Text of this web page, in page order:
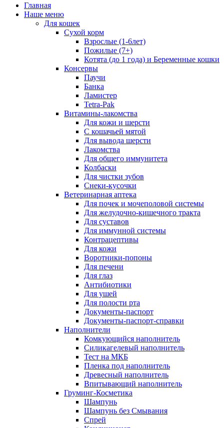
Главная
Наше меню
Для кошек
Сухой корм
Взрослые (1-6лет)
Пожилые (7+)
Котята (до 1 года) и Беременные кошки
Консервы
Паучи
Банка
Ламистер
Tetra-Pak
Витамины-лакомства
Для кожи и шерсти
С кошачьей мятой
Для вывода шерсти
Лакомства
Для общего иммунитета
Колбаски
Для чистки зубов
Снеки-кусочки
Ветеринарная аптека
Для почек и мочеполовой системы
Для желудочно-кишечного тракта
Для суставов
Для иммунной системы
Контрацептивы
Для кожи
Воротники-попоны
Для печени
Для глаз
Антибиотики
Для ушей
Для полости рта
Документы-паспорт
Документы-паспорт-справки
Наполнители
Комкующийся наполнитель
Силикагелевый наполнитель
Тест на МКБ
Пленка под наполнитель
Древесный наполнитель
Впитывающий наполнитель
Груминг-Косметика
Шампунь
Шампунь без Смывания
Спрей